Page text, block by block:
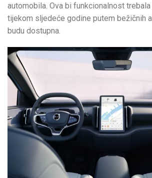
automobila. Ova bi funkcionalnost
tijekom sljedeće godine putem bežičnih
budu dostupna.